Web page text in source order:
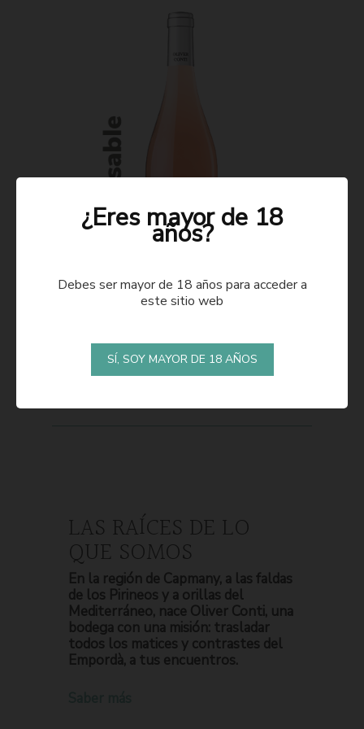
LAS RAÍCES DE LO
QUE SOMOS
En la región de Capmany, a las faldas
de los Pirineos y a orillas del
Mediterráneo, nace Oliver Conti, una
bodega con una misión: trasladar
todos los matices y contrastes del
Empordà, a tus encuentros.
¿Eres mayor de 18
años?
Debes ser mayor de 18 años para acceder a
este sitio web
SÍ, SOY MAYOR DE 18 AÑOS